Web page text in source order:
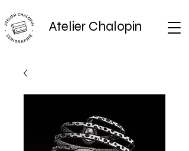
Atelier Chalopin